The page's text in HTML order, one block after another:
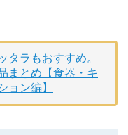
タラもおすすめ。
まとめ【食器・キ
ョン編】